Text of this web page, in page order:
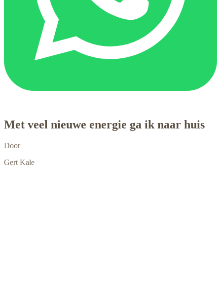
Met veel nieuwe energie ga ik naar huis
Door
Gert Kale